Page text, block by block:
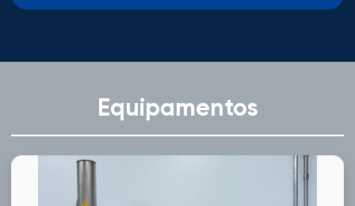
Equipamentos